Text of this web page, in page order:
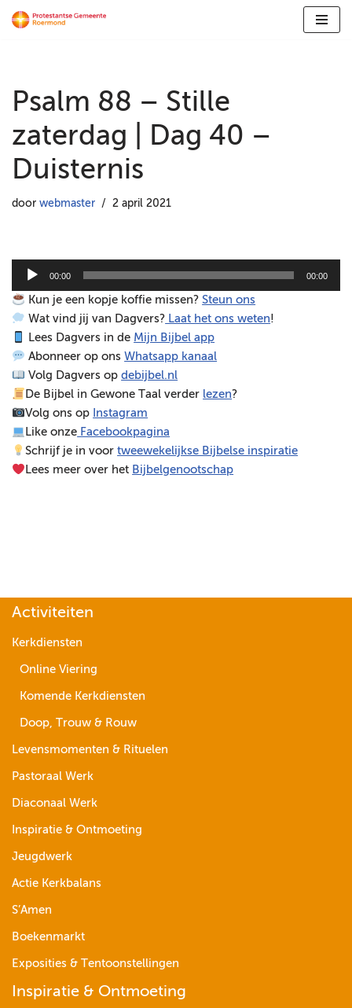
inhoud
Psalm 88 – Stille
zaterdag | Dag 40 –
Duisternis
door webmaster 2 april 2021
d
i
o
s
p
e
l
e
00:00 00:00
Kun je een kopje koffie missen?Steun ons
Wat vind jij van Dagvers? Laat het ons weten!
Lees Dagvers in de Mijn Bijbel app
Abonneer op onsWhatsapp kanaal
Volg Dagvers opdebijbel.nl
De Bijbel in Gewone Taal verder lezen?
Volg ons op Instagram
Like onze Facebookpagina
Schrijf je in voortweewekelijkse Bijbelse inspiratie
Lees meer over het Bijbelgenootschap
Activiteiten
Kerkdiensten
Online Viering
Komende Kerkdiensten
Doop, Trouw & Rouw
Levensmomenten & Rituelen
Pastoraal Werk
Diaconaal Werk
Inspiratie & Ontmoeting
Jeugdwerk
Actie Kerkbalans
S’Amen
Boekenmarkt
Exposities & Tentoonstellingen
Inspiratie & Ontmoeting